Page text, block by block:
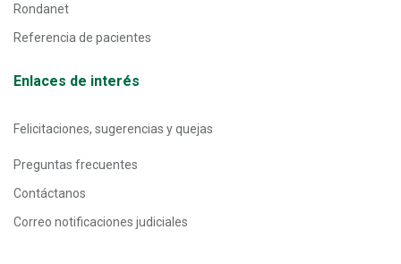
Rondanet
Referencia de pacientes
Enlaces de interés
Felicitaciones, sugerencias y quejas
Preguntas frecuentes
Contáctanos
Correo notificaciones judiciales